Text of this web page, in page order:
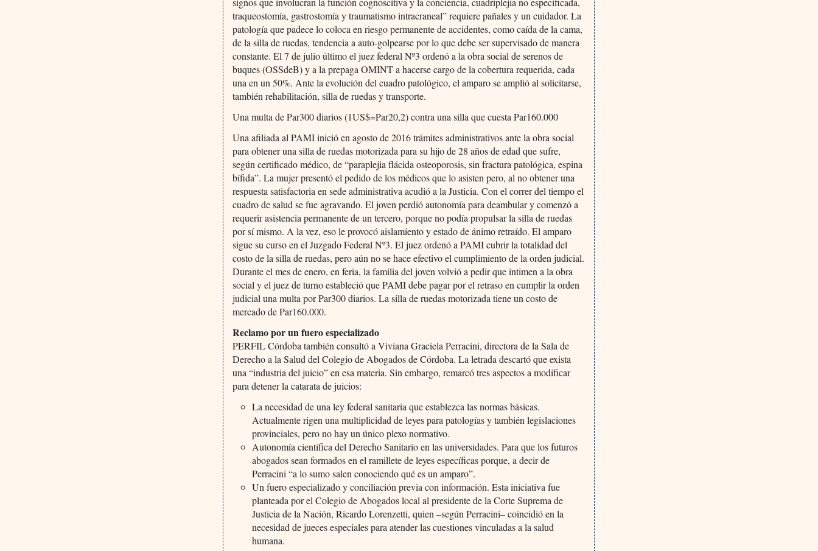
traqueostomía, gastrostomía y traumatismo intracraneal” requiere pañales y un cuidador. La
patología que padece lo coloca en riesgo permanente de accidentes, como caída de la cama,
de la silla de ruedas, tendencia a auto-golpearse por lo que debe ser supervisado de manera
constante. El 7 de julio último el juez federal Nº3 ordenó a la obra social de serenos de
buques (OSSdeB) y a la prepaga OMINT a hacerse cargo de la cobertura requerida, cada
una en un 50%. Ante la evolución del cuadro patológico, el amparo se amplió al solicitarse,
también rehabilitación, silla de ruedas y transporte.
Una multa de Par300 diarios (1US$=Par20,2) contra una silla que cuesta Par160.000
Una afiliada al PAMI inició en agosto de 2016 trámites administrativos ante la obra social
para obtener una silla de ruedas motorizada para su hijo de 28 años de edad que sufre,
según certificado médico, de “paraplejia flácida osteoporosis, sin fractura patológica, espina
bífida”. La mujer presentó el pedido de los médicos que lo asisten pero, al no obtener una
respuesta satisfactoria en sede administrativa acudió a la Justicia. Con el correr del tiempo el
cuadro de salud se fue agravando. El joven perdió autonomía para deambular y comenzó a
requerir asistencia permanente de un tercero, porque no podía propulsar la silla de ruedas
por sí mismo. A la vez, eso le provocó aislamiento y estado de ánimo retraído. El amparo
sigue su curso en el Juzgado Federal Nº3. El juez ordenó a PAMI cubrir la totalidad del
costo de la silla de ruedas, pero aún no se hace efectivo el cumplimiento de la orden judicial.
Durante el mes de enero, en feria, la familia del joven volvió a pedir que intimen a la obra
social y el juez de turno estableció que PAMI debe pagar por el retraso en cumplir la orden
judicial una multa por Par300 diarios. La silla de ruedas motorizada tiene un costo de
mercado de Par160.000.
Reclamo por un fuero especializado
PERFIL Córdoba también consultó a Viviana Graciela Perracini, directora de la Sala de
Derecho a la Salud del Colegio de Abogados de Córdoba. La letrada descartó que exista
una “industria del juicio” en esa materia. Sin embargo, remarcó tres aspectos a modificar
para detener la catarata de juicios:
La necesidad de una ley federal sanitaria que establezca las normas básicas.
Actualmente rigen una multiplicidad de leyes para patologías y también legislaciones
provinciales, pero no hay un único plexo normativo.
Autonomía científica del Derecho Sanitario en las universidades. Para que los futuros
abogados sean formados en el ramillete de leyes específicas porque, a decir de
Perracini “a lo sumo salen conociendo qué es un amparo”.
Un fuero especializado y conciliación previa con información. Esta iniciativa fue
planteada por el Colegio de Abogados local al presidente de la Corte Suprema de
Justicia de la Nación, Ricardo Lorenzetti, quien –según Perracini– coincidió en la
necesidad de jueces especiales para atender las cuestiones vinculadas a la salud
humana.